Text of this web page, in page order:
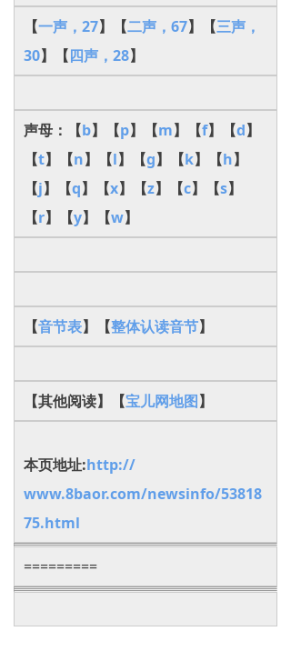
【一声，27】【二声，67】【三声，
30】【四声，28】
声母：【b】【p】【m】【f】【d】
【t】【n】【l】【g】【k】【h】
【j】【q】【x】【z】【c】【s】
【r】【y】【w】
【音节表】【整体认读音节】
【其他阅读】【宝儿网地图】
本页地址:http://
www.8baor.com/newsinfo/53818
75.html
=========